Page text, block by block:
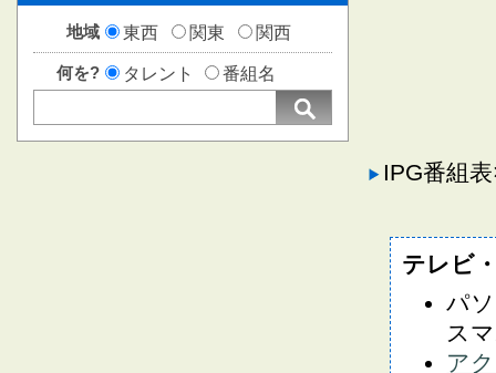
地域 東西 関東 関西
何を? タレント 番組名
IPG番組
テレビ
パ
ス
ア